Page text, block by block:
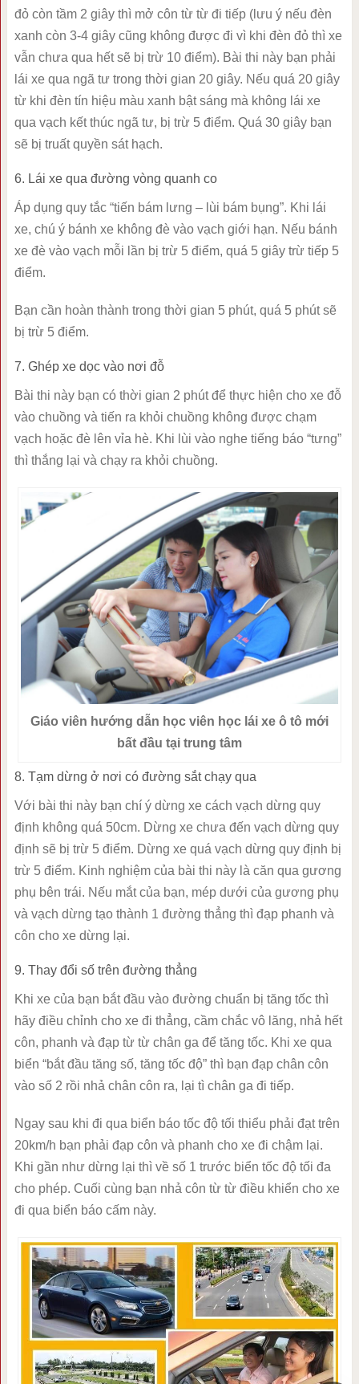
đỏ còn tầm 2 giây thì mở côn từ từ đi tiếp (lưu ý nếu đèn
xanh còn 3-4 giây cũng không được đi vì khi đèn đỏ thì xe
vẫn chưa qua hết sẽ bị trừ 10 điểm). Bài thi này bạn phải
lái xe qua ngã tư trong thời gian 20 giây. Nếu quá 20 giây
từ khi đèn tín hiệu màu xanh bật sáng mà không lái xe
qua vạch kết thúc ngã tư, bị trừ 5 điểm. Quá 30 giây bạn
sẽ bị truất quyền sát hạch.
6. Lái xe qua đường vòng quanh co
Áp dụng quy tắc “tiến bám lưng – lùi bám bụng”. Khi lái
xe, chú ý bánh xe không đè vào vạch giới hạn. Nếu bánh
xe đè vào vạch mỗi lần bị trừ 5 điểm, quá 5 giây trừ tiếp 5
điểm.
Bạn cần hoàn thành trong thời gian 5 phút, quá 5 phút sẽ
bị trừ 5 điểm.
7. Ghép xe dọc vào nơi đỗ
Bài thi này bạn có thời gian 2 phút để thực hiện cho xe đỗ
vào chuồng và tiến ra khỏi chuồng không được chạm
vạch hoặc đè lên vỉa hè. Khi lùi vào nghe tiếng báo “tưng”
thì thắng lại và chạy ra khỏi chuồng.
Giáo viên hướng dẫn học viên học lái xe ô tô mới
bất đầu tại trung tâm
8. Tạm dừng ở nơi có đường sắt chạy qua
Với bài thi này bạn chí ý dừng xe cách vạch dừng quy
định không quá 50cm. Dừng xe chưa đến vạch dừng quy
định sẽ bị trừ 5 điểm. Dừng xe quá vạch dừng quy định bị
trừ 5 điểm. Kinh nghiệm của bài thi này là căn qua gương
phụ bên trái. Nếu mắt của bạn, mép dưới của gương phụ
và vạch dừng tạo thành 1 đường thẳng thì đạp phanh và
côn cho xe dừng lại.
9. Thay đổi số trên đường thẳng
Khi xe của bạn bắt đầu vào đường chuẩn bị tăng tốc thì
hãy điều chỉnh cho xe đi thẳng, cầm chắc vô lăng, nhả hết
côn, phanh và đạp từ từ chân ga để tăng tốc. Khi xe qua
biển “bắt đầu tăng số, tăng tốc độ” thì bạn đạp chân côn
vào số 2 rồi nhả chân côn ra, lại tì chân ga đi tiếp.
Ngay sau khi đi qua biển báo tốc độ tối thiểu phải đạt trên
20km/h bạn phải đạp côn và phanh cho xe đi chậm lại.
Khi gần như dừng lại thì về số 1 trước biển tốc độ tối đa
cho phép. Cuối cùng bạn nhả côn từ từ điều khiển cho xe
đi qua biển báo cấm này.